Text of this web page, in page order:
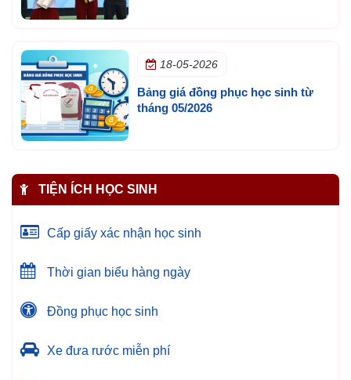
18-05-2026
Bảng giá đồng phục học sinh từ
tháng 05/2026
TIỆN ÍCH HỌC SINH
Cấp giấy xác nhận học sinh
Thời gian biểu hàng ngày
Đồng phục học sinh
Xe đưa rước miễn phí